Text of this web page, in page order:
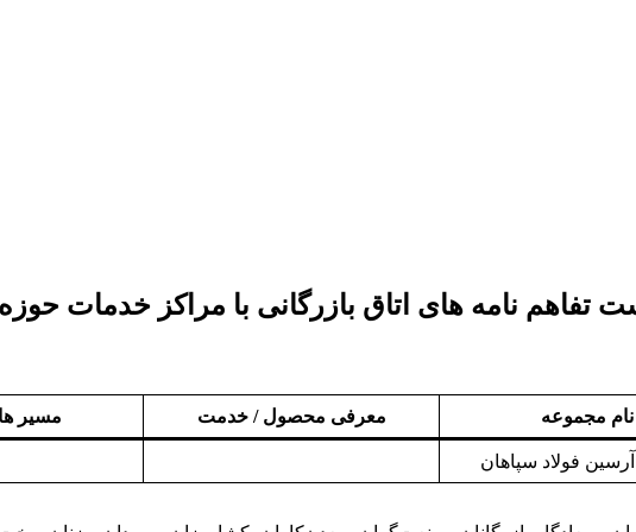
تفاهم نامه های اتاق بازرگانی با مراکز خدمات
نام مجموعه معرفی محصول / خدمت مسیر
فولاد سپاهان